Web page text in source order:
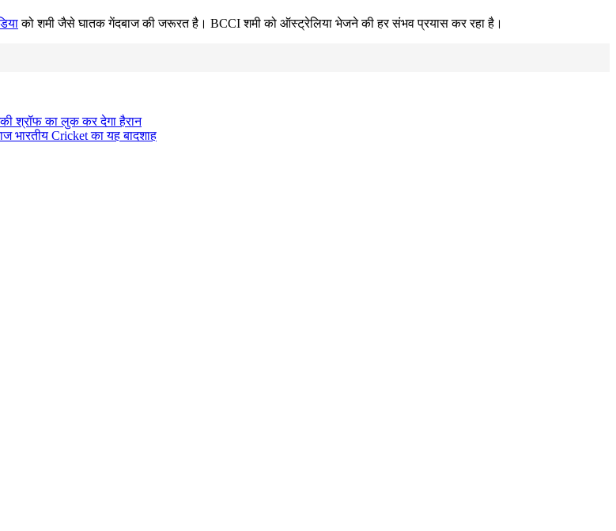
को शमी जैसे घातक गेंदबाज की जरूरत है। BCCI शमी को ऑस्ट्रेलिया भेजने की हर संभव प्रयास कर रहा है।
श्रॉफ का लुक कर देगा हैरान
Cricket का यह बादशाह